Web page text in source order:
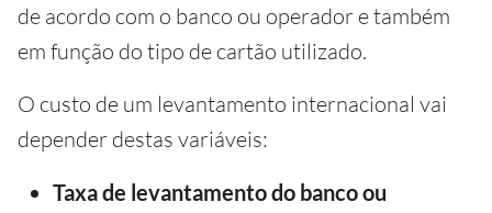
de acordo com o banco ou operador e também
em função do tipo de cartão utilizado.
O custo de um levantamento internacional vai
depender destas variáveis:
Taxa de levantamento do banco ou